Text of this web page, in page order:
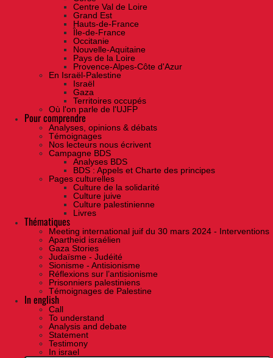
Centre Val de Loire
Grand Est
Hauts-de-France
Île-de-France
Occitanie
Nouvelle-Aquitaine
Pays de la Loire
Provence-Alpes-Côte d'Azur
En Israël-Palestine
Israël
Gaza
Territoires occupés
Où l'on parle de l'UJFP
Pour comprendre
Analyses, opinions & débats
Témoignages
Nos lecteurs nous écrivent
Campagne BDS
Analyses BDS
BDS : Appels et Charte des principes
Pages culturelles
Culture de la solidarité
Culture juive
Culture palestinienne
Livres
Thématiques
Meeting international juif du 30 mars 2024 - Interventions
Apartheid israélien
Gaza Stories
Judaïsme - Judéité
Sionisme - Antisionisme
Réflexions sur l’antisionisme
Prisonniers palestiniens
Témoignages de Palestine
In english
Call
To understand
Analysis and debate
Statement
Testimony
In israel